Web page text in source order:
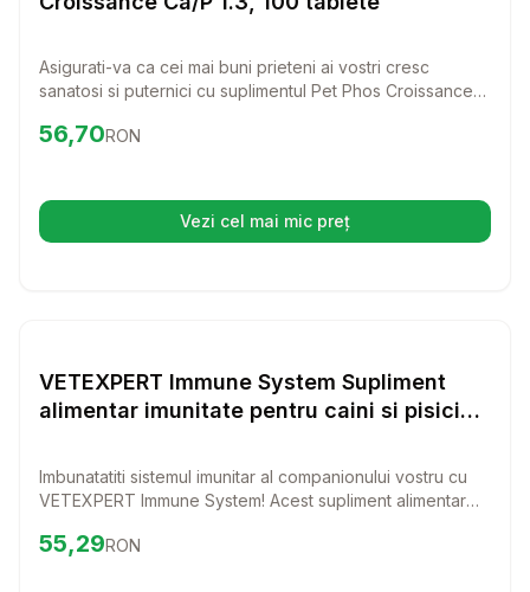
Asigurati-va ca cei mai buni prieteni ai vostri cresc
sanatosi si puternici cu suplimentul Pet Phos Croissance
in lactatie, oferindu-le nutrientii esentiali de care au
Preț:56.70
56,70RON
Vezi cel mai mic preț(se deschide într-o filă nouă)
Vitamine & Suplimente Caini
VETEXPERT Immune System Supliment
alimentar imunitate pentru caini si pisici
Imbunatatiti sistemul imunitar al companionului vostru cu
VETEXPERT Immune System! Acest supliment alimentar
capsule usor de administrat, care contribuie la sanatatea
Preț:55.29
55,29RON